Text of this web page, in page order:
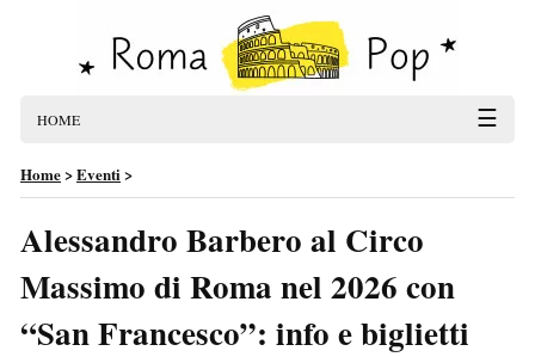
HOME ☰
Home>Eventi>
Alessandro Barbero al Circo
Massimo di Roma nel 2026 con
“San Francesco”: info e biglietti